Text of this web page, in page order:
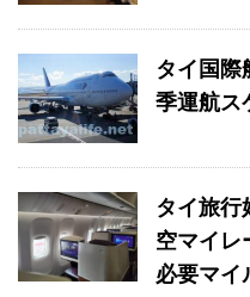
タイ国際
季運航ス
タイ旅行
空マイレ
必要マイ